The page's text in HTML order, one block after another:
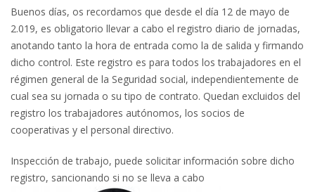
Buenos días, os recordamos que desde el día 12 de mayo de
2.019, es obligatorio llevar a cabo el registro diario de jornadas,
anotando tanto la hora de entrada como la de salida y firmando
dicho control. Este registro es para todos los trabajadores en el
régimen general de la Seguridad social, independientemente de
cual sea su jornada o su tipo de contrato. Quedan excluidos del
registro los trabajadores autónomos, los socios de
cooperativas y el personal directivo.
Inspección de trabajo, puede solicitar información sobre dicho
registro, sancionando si no se lleva a cabo